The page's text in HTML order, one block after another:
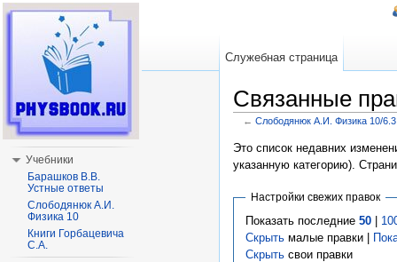
Связанные
← Слободянюк А.И. Физика 10/6.3
Это список недавних
указанную категорию).
Настройки свежих правок
Показать последние 50|
Скрытьмалые правки |
Скрытьсвои правки
Служебная страница
Учебники
Барашков В.В.
Устные ответы
Слободянюк А.И.
Физика 10
Книги Горбацевича
С.А.